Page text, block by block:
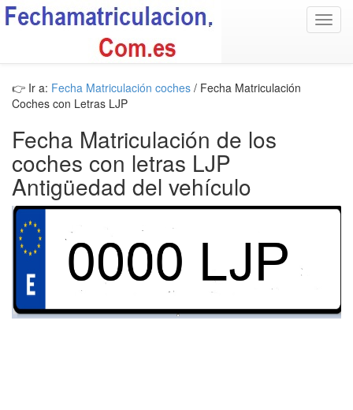
👉 Ir a: Fecha Matriculación coches / Fecha Matriculación
Coches con Letras LJP
Fecha Matriculación de los
coches con letras LJP
Antigüedad del vehículo